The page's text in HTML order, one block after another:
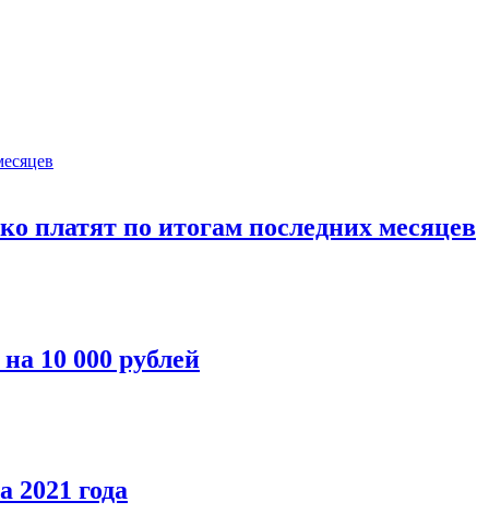
платят по итогам последних месяцев
10 000 рублей
2021 года